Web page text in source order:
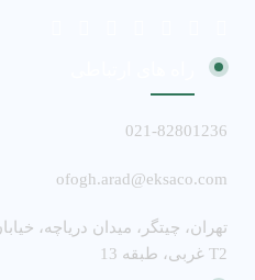
021-82801236
ofogh.arad@eksaco.com
تهران، چیتگر، میدان دریاچه،
T2 غربی، طبقه 13